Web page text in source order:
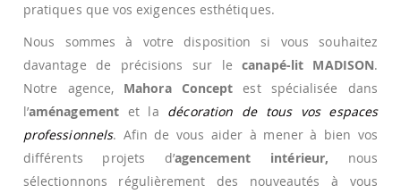
pratiques que vos exigences esthétiques.
Nous sommes à votre disposition si vous souhaitez
davantage de précisions sur lecanapé-lit MADISON.
Notre agence, Mahora Concept est spécialisée dans
l’aménagementet la décoration de tous vos espaces
professionnels. Afin de vous aider à mener à bien vos
différents projets d’agencement intérieur, nous
sélectionnons régulièrement des nouveautés à vous